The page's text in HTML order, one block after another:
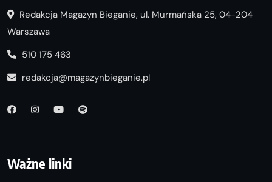
Redakcja Magazyn Bieganie, ul. Murmańska 25, 04-204
Warszawa
510 175 463
redakcja@magazynbieganie.pl
Ważne linki